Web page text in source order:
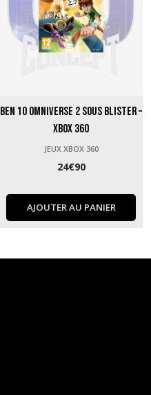
Ben 10 Omniverse 2 sous blister –
Xbox 360
JEUX XBOX 360
24€90
AJOUTER AU PANIER